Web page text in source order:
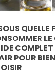
QUELLE
LE
COMPLET
POUR BIEN